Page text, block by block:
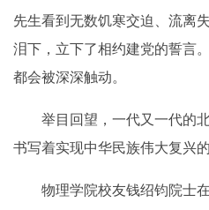
先生看到无数饥寒交迫、流离
泪下，立下了相约建党的誓言
都会被深深触动。
举目回望，一代又一代的
书写着实现中华民族伟大复兴的
物理学院校友钱绍钧院士